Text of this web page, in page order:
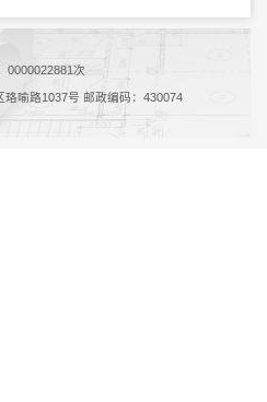
0000022881 次
喻路1037号 邮政编码：430074